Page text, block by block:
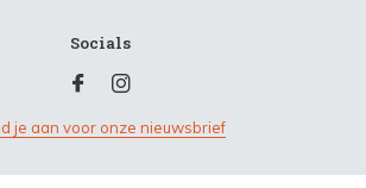
Socials
je aan voor onze nieuwsbrief